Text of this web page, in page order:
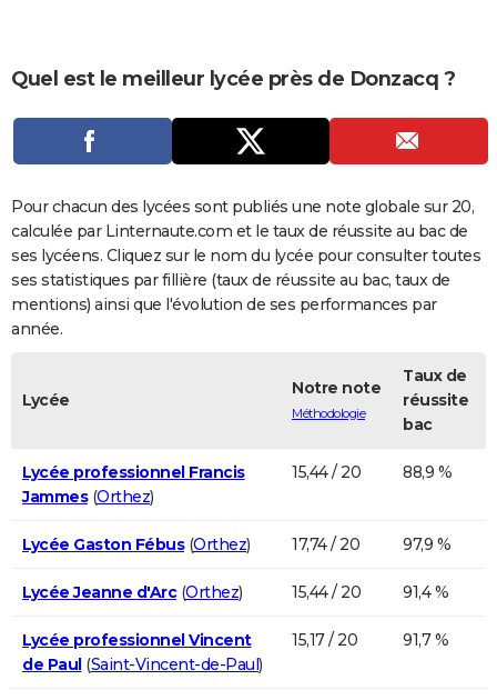
Dictionnaire
Biographies
Expressions
Proverbes
PROGRAMME TV
COPAINS D'AVANT
S'inscrire
Se connecter
Lycées
Collèges
Primaires
Universités
Entreprises
Service militaire
Avis de recherche
AVIS DE DÉCÈS
FORUM
Bricolage
Lifestyle
Culture
Sport
Auto
Television
Voyage
Cinema
Quel est le meilleur lycée près de Donzacq ?
Pour chacun des lycées sont publiés une note globale sur 20,
calculée par Linternaute.com et le taux de réussite au bac de
ses lycéens. Cliquez sur le nom du lycée pour consulter toutes
ses statistiques par fillière (taux de réussite au bac, taux de
mentions) ainsi que l'évolution de ses performances par
année.
Lycée
Notre note
Méthodologie
Taux de
réussite
bac
Lycée professionnel Francis
Jammes(Orthez)
15,44 / 20 88,9 %
Lycée Gaston Fébus(Orthez) 17,74 / 20 97,9 %
Lycée Jeanne d'Arc(Orthez) 15,44 / 20 91,4 %
Lycée professionnel Vincent
de Paul(Saint-Vincent-de-Paul)
15,17 / 20 91,7 %